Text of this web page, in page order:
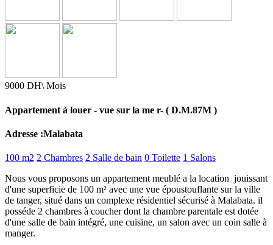
9000 DH\ Mois
Appartement à louer - vue sur la me r- ( D.M.87M )
Adresse :Malabata
100 m2 2 Chambres 2 Salle de bain 0 Toilette 1 Salons
Nous vous proposons un appartement meublé a la location jouissant
d'une superficie de 100 m² avec une vue époustouflante sur la ville
de tanger, situé dans un complexe résidentiel sécurisé à Malabata. il
posséde 2 chambres à coucher dont la chambre parentale est dotée
d'une salle de bain intégré, une cuisine, un salon avec un coin salle à
manger.